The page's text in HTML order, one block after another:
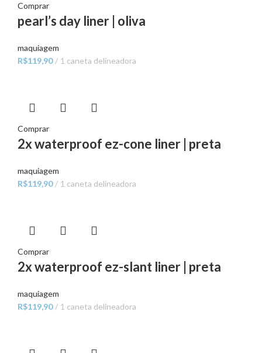
Comprar
pearl’s day liner | oliva
maquiagem
R$119,90 1 caneta delineadora
Comprar
2x waterproof ez-cone liner | preta
maquiagem
R$119,90 1 caneta delineadora
Comprar
2x waterproof ez-slant liner | preta
maquiagem
R$119,90 1 caneta delineadora